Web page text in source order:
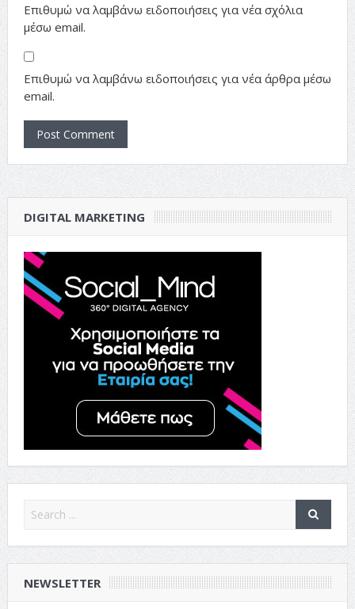
Επιθυμώ να λαμβάνω ειδοποιήσεις για νέα σχόλια
μέσω email.
Επιθυμώ να λαμβάνω ειδοποιήσεις για νέα άρθρα μέσω
email.
DIGITAL MARKETING
NEWSLETTER